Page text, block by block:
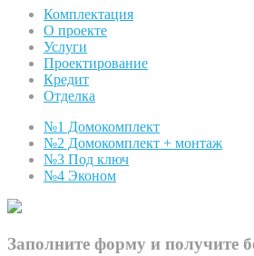
Комплектация
О проекте
Услуги
Проектирование
Кредит
Отделка
№1 Домокомплект
№2 Домокомплект + монтаж
№3 Под ключ
№4 Эконом
Заполните форму и получите